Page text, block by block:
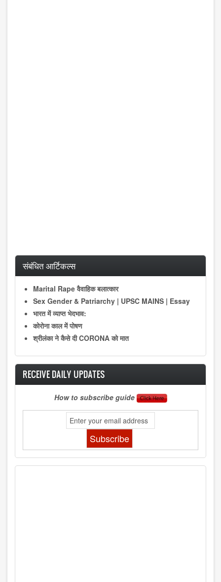
संबंधित आर्टिकल्स
Marital Rape वैवाहिक बलात्कार
Sex Gender & Patriarchy | UPSC MAINS | Essay
भारत में व्याप्त भेदभाव:
कोराेना काल में पोषण
श्रीलंका ने कैसे दी CORONA को मात
RECEIVE DAILY UPDATES
How to subscribe guide